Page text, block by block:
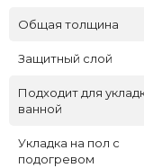
Общая толщина
Защитный слой
Подходит для
ванной
Укладка на пол c
подогревом